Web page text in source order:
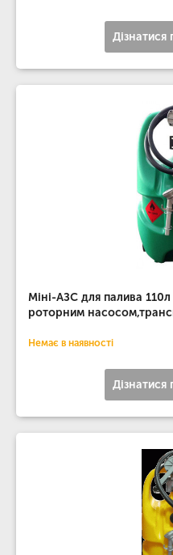
Дізнатися
Міні-АЗС для палива
роторним
Немає в наявності
Дізнатися